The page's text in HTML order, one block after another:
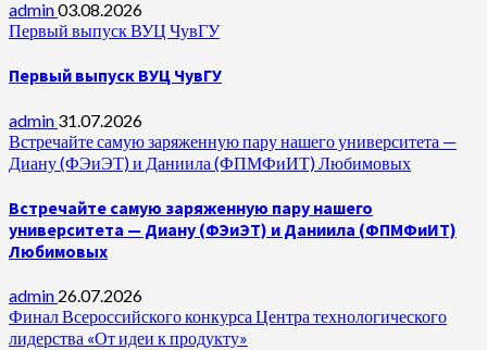
admin03.08.2026
Первый выпуск ВУЦ ЧувГУ
Первый выпуск ВУЦ ЧувГУ
admin 31.07.2026
Встречайте самую заряженную пару нашего университета —
Диану (ФЭиЭТ) и Даниила (ФПМФиИТ) Любимовых
Встречайте самую заряженную пару нашего
университета — Диану (ФЭиЭТ) и Даниила (ФПМФиИТ)
Любимовых
admin 26.07.2026
Финал Всероссийского конкурса Центра технологического
лидерства «От идеи к продукту»